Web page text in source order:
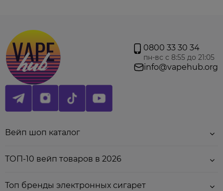
0800 33 30 34
пн-вс с 8:55 до 21:05
info@vapehub.org
Вейп шоп каталог
ТОП-10 вейп товаров в 2026
Топ бренды электронных сигарет